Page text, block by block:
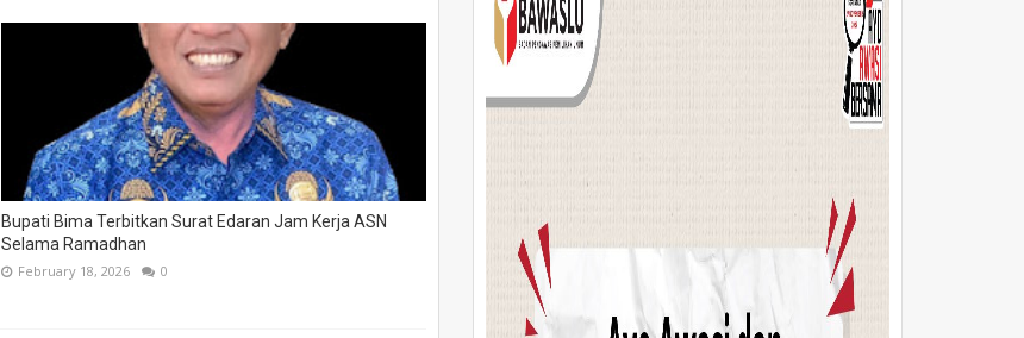
Bupati Bima Terbitkan Surat Edaran Jam Kerja ASN
Selama Ramadhan
February 18, 2026 0